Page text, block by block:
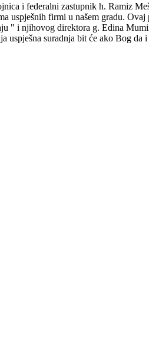
i federalni zastupnik h. Ramiz
uspješnih firmi u našem gradu. Ovaj
" i njihovog direktora g. Edina
uspješna suradnja bit će ako Bog da i